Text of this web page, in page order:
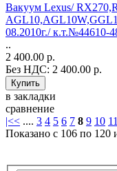
Вакуум Lexus/
08.2010г./ к.т.№44610-
..
2 400.00 р.
Без НДС: 2 400.00 р.
в закладки
сравнение
|<< .... 3 4 5 6 7 8 9 10 11
Показано с 106 по 120